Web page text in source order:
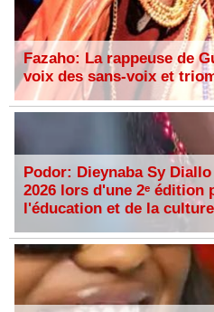
Fazaho: La rappeuse de
voix des sans-voix et
Podor: Dieynaba Sy
2026 lors d'une 2ᵉ édition
l'éducation et de la culture